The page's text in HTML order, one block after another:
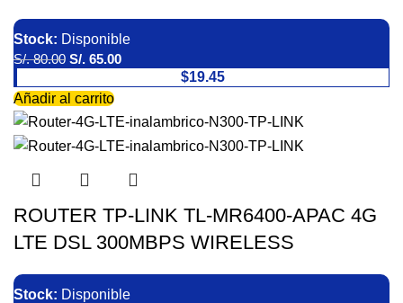
Stock: Disponible
S/.80.00 S/. 65.00
$19.45
Añadir al carrito
ROUTER TP-LINK TL-MR6400-APAC 4G
LTE DSL 300MBPS WIRELESS
Stock: Disponible